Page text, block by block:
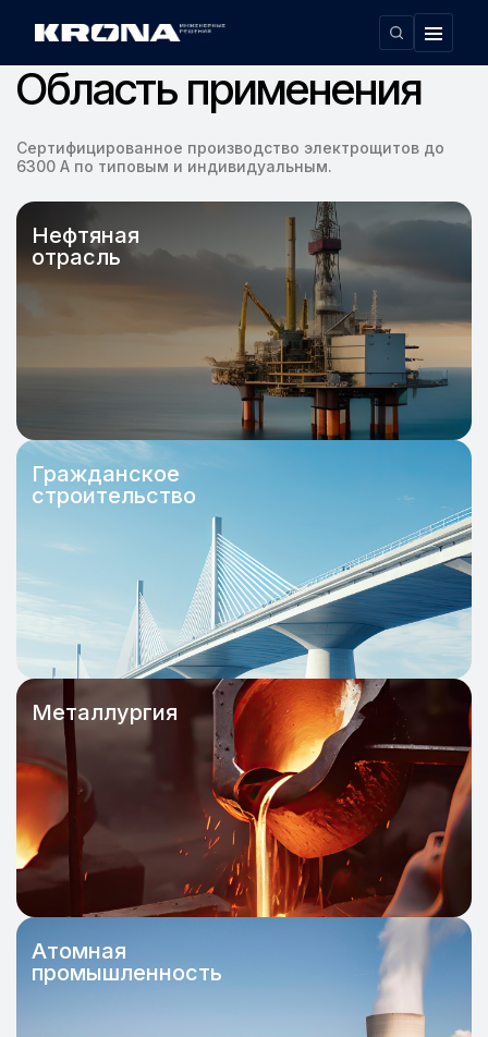
Главная ›Область применения
Область применения
Сертифицированное производство электрощитов до
6300 А по типовым и индивидуальным.
Нефтяная
отрасль
Гражданское
строительство
Металлургия
Атомная
промышленность